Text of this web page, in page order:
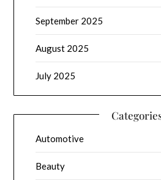
September 2025
August 2025
July 2025
Automotive
Beauty